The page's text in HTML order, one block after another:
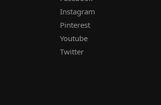
Instagram
Pinterest
Youtube
Twitter